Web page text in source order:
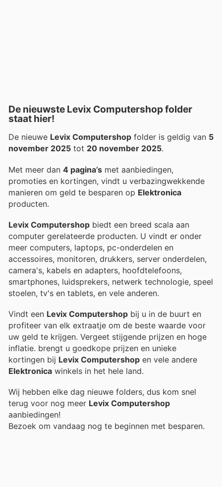
De nieuwste Levix Computershop folder
staat hier!
De nieuwe Levix Computershop folder is geldig van 5
november 2025 tot 20 november 2025.
Met meer dan 4 pagina’s met aanbiedingen,
promoties en kortingen, vindt u verbazingwekkende
manieren om geld te besparen op Elektronica
producten.
Levix Computershop biedt een breed scala aan
computer gerelateerde producten. U vindt er onder
meer computers, laptops, pc-onderdelen en
accessoires, monitoren, drukkers, server onderdelen,
camera's, kabels en adapters, hoofdtelefoons,
smartphones, luidsprekers, netwerk technologie, speel
stoelen, tv's en tablets, en vele anderen.
Vindt een Levix Computershop bij u in de buurt en
profiteer van elk extraatje om de beste waarde voor
uw geld te krijgen. Vergeet stijgende prijzen en hoge
inflatie. brengt u goedkope prijzen en unieke
kortingen bij Levix Computershop en vele andere
Elektronica winkels in het hele land.
Wij hebben elke dag nieuwe folders, dus kom snel
terug voor nog meer Levix Computershop
aanbiedingen!
Bezoek om vandaag nog te beginnen met besparen.